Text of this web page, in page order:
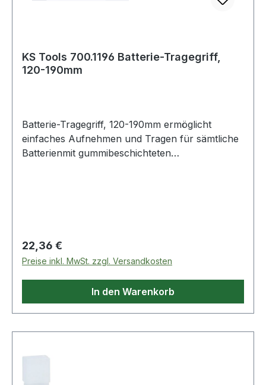
KS Tools 700.1196 Batterie-Tragegriff,
120-190mm
Batterie-Tragegriff, 120-190mm ermöglicht
einfaches Aufnehmen und Tragen für sämtliche
Batterienmit gummibeschichteten
Regulärer Preis:
22,36 €
Preise inkl. MwSt. zzgl. Versandkosten
In den Warenkorb